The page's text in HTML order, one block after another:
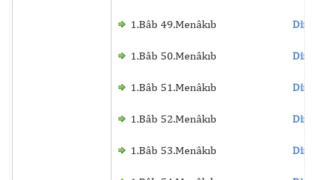
1.Bâb 49.Menâkıb
1.Bâb 50.Menâkıb
1.Bâb 51.Menâkıb
1.Bâb 52.Menâkıb
1.Bâb 53.Menâkıb